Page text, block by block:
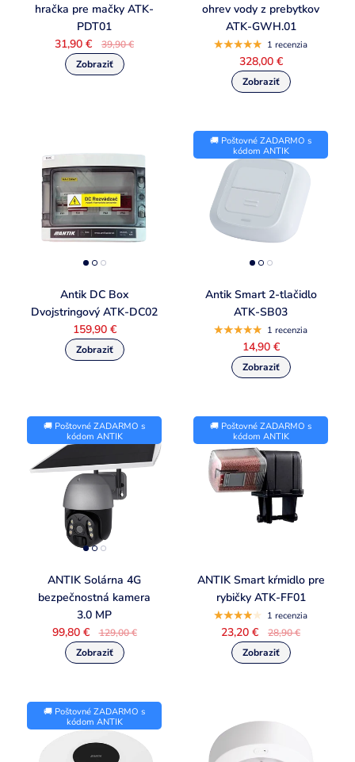
hračka pre mačky ATK-
PDT01
31,90 €
39,90 €
ohrev vody z prebytkov
ATK-GWH.01
1 recenzia
328,00 €
Antik DC Box
Dvojstringový ATK-DC02
159,90 €
🚚 Poštovné ZADARMO s
kódom ANTIK
Antik Smart 2-tlačidlo
ATK-SB03
1 recenzia
14,90 €
🚚 Poštovné ZADARMO s
kódom ANTIK
ANTIK Solárna 4G
bezpečnostná kamera
3.0 MP
99,80 €
129,00 €
🚚 Poštovné ZADARMO s
kódom ANTIK
ANTIK Smart kŕmidlo pre
rybičky ATK-FF01
1 recenzia
23,20 € 28,90 €
🚚 Poštovné ZADARMO s
kódom ANTIK